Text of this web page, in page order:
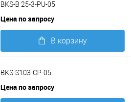
BKS-B 25-3-PU-05
Цена по запросу
В корзину
BKS-S103-CP-05
Цена по запросу